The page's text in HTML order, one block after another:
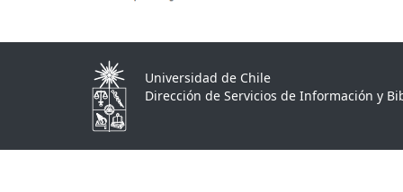
Universidad de Chile
Dirección de Servicios de Información y